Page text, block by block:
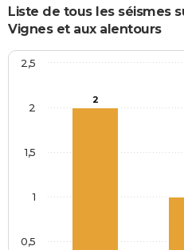
Liste de tous les séismes
Vignes et aux alentours
2
0,5
1
1,5
2
2,5